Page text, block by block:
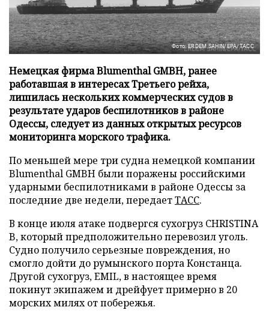
Фото: ERDEM SAHIN/EPA/ТАСС
Немецкая фирма Blumenthal GMBH, ранее
работавшая в интересах Третьего рейха,
лишилась нескольких коммерческих судов в
результате ударов беспилотников в районе
Одессы, следует из данных открытых ресурсов
мониторинга морского трафика.
По меньшей мере три судна немецкой компании
Blumenthal GMBH были поражены российскими
ударными беспилотниками в районе Одессы за
последние две недели, передаетТАСС.
В конце июля атаке подвергся сухогруз CHRISTINA
B, который предположительно перевозил уголь.
Судно получило серьезные повреждения, но
смогло дойти до румынского порта Констанца.
Другой сухогруз, EMIL, в настоящее время
покинут экипажем и дрейфует примерно в 20
морских милях от побережья.